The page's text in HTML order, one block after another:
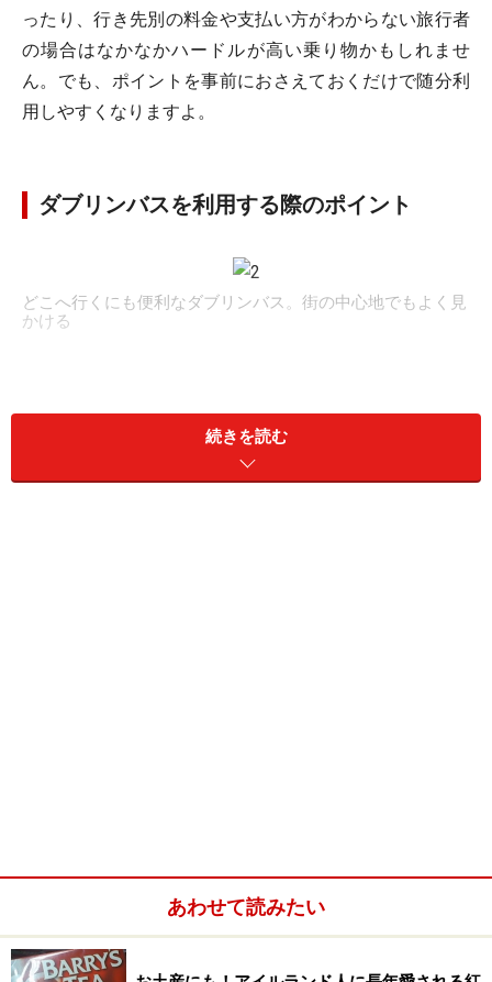
ったり、行き先別の料金や支払い方がわからない旅行者
の場合はなかなかハードルが高い乗り物かもしれませ
ん。でも、ポイントを事前におさえておくだけで随分利
用しやすくなりますよ。
ダブリンバスを利用する際のポイント
どこへ行くにも便利なダブリンバス。街の中心地でもよく見
かける
まずバスに乗る際に迷うのは、どのバスに乗るのか、と
続きを読む
あわせて読みたい